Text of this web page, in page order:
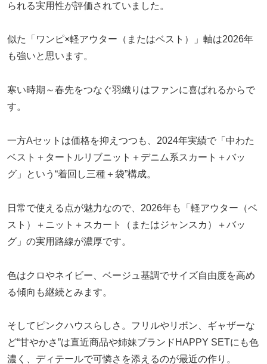
られる実用性が評価されていました。
似た「ワンピ×軽アウター（またはベスト）」軸は2026年
も強いと思います。
寒い時期～春先をつなぐ羽織りはファンに喜ばれるからで
す。
一方Aセットは価格を抑えつつも、2024年実績で「中わた
ベスト＋タートルリブニット＋デニム系スカート＋バッ
グ」という“着回し三種＋袋”構成。
日常で使える点が魅力なので、2026年も「軽アウター（ベ
スト）＋ニット＋スカート（またはジャンスカ）＋バッ
グ」の実用路線が濃厚です。
色はクロやネイビー、ベージュ基調でサイズ自由度を高め
る傾向も継続とみます。
そしてピンクハウスらしさ。フリルやリボン、ギャザーな
ど“甘やかさ”は直近商品や姉妹ブランドHAPPY SETにも色
濃く、ディテールで可憐さを添えるのが最近の作り。